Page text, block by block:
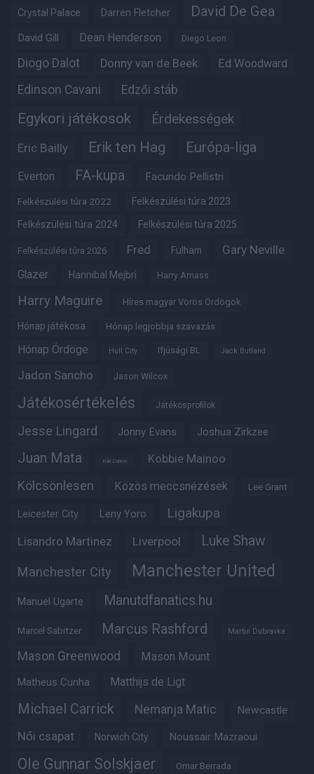
Crystal Palace Darren Fletcher David De Gea
David Gill Dean Henderson Diego Leon
Diogo Dalot Donny van de Beek Ed Woodward
Edinson Cavani Edzői stáb
Egykori játékosok Érdekességek
Eric Bailly Erik ten Hag Európa-liga
Everton FA-kupa Facundo Pellistri
Felkészülési túra 2022 Felkészülési túra 2023
Felkészülési túra 2024 Felkészülési túra 2025
Felkészülési túra 2026 Fred Fulham Gary Neville
Glazer Hannibal Mejbri Harry Amass
Harry Maguire Híres magyar Vörös Ördögök
Hónap játékosa Hónap legjobbja szavazás
Hónap Ördöge Hull City Ifjúsági BL Jack Butland
Jadon Sancho Jason Wilcox
Játékosértékelés Játékosprofilok
Jesse Lingard Jonny Evans Joshua Zirkzee
Juan Mata Karl Darlow Kobbie Mainoo
Kölcsönlesen Közös meccsnézések Lee Grant
Leicester City Leny Yoro Ligakupa
Lisandro Martinez Liverpool Luke Shaw
Manchester City Manchester United
Manuel Ugarte Manutdfanatics.hu
Marcel Sabitzer Marcus Rashford Martin Dubravka
Mason Greenwood Mason Mount
Matheus Cunha Matthijs de Ligt
Michael Carrick Nemanja Matic Newcastle
Női csapat Norwich City Noussair Mazraoui
Ole Gunnar Solskjaer Omar Berrada